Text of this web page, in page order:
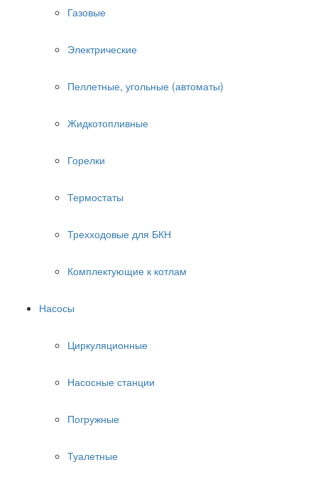
Газовые
Электрические
Пеллетные, угольные (автоматы)
Жидкотопливные
Горелки
Термостаты
Трехходовые для БКН
Комплектующие к котлам
Насосы
Циркуляционные
Насосные станции
Погружные
Туалетные